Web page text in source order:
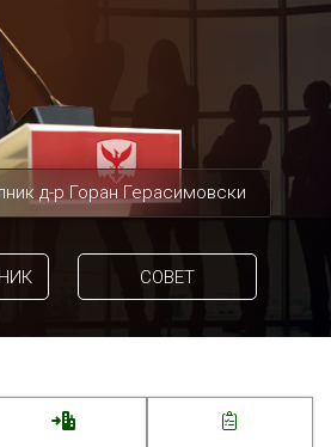
д-р Горан Герасимовски
СОВЕТ